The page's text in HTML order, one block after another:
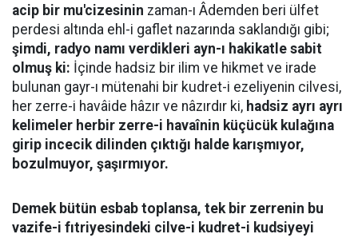
acip bir mu'cizesinin zaman-ı Âdemden beri ülfet
perdesi altında ehl-i gaflet nazarında saklandığı gibi;
şimdi, radyo namı verdikleri ayn-ı hakikatle sabit
olmuş ki: İçinde hadsiz bir ilim ve hikmet ve irade
bulunan gayr-ı mütenahi bir kudret-i ezeliyenin cilvesi,
her zerre-i havâide hâzır ve nâzırdır ki, hadsiz ayrı ayrı
kelimeler herbir zerre-i havaînin küçücük kulağına
girip incecik dilinden çıktığı halde karışmıyor,
bozulmuyor, şaşırmıyor.
Demek bütün esbab toplansa, tek bir zerrenin bu
vazife-i fıtriyesindeki cilve-i kudret-i kudsiyeyi